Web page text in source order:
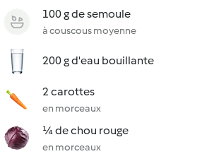
100 g de semoule
à couscous moyenne
200 g d'eau bouillante
2 carottes
en morceaux
¼ de chou rouge
en morceaux